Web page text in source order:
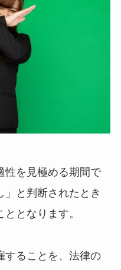
性を見極める期間で
と判断されたとき
となります。
することを、法律の